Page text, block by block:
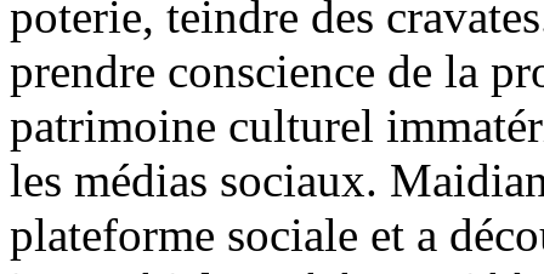
poterie, teindre des
prendre conscience de la
patrimoine culturel
les médias sociaux.
plateforme sociale et a